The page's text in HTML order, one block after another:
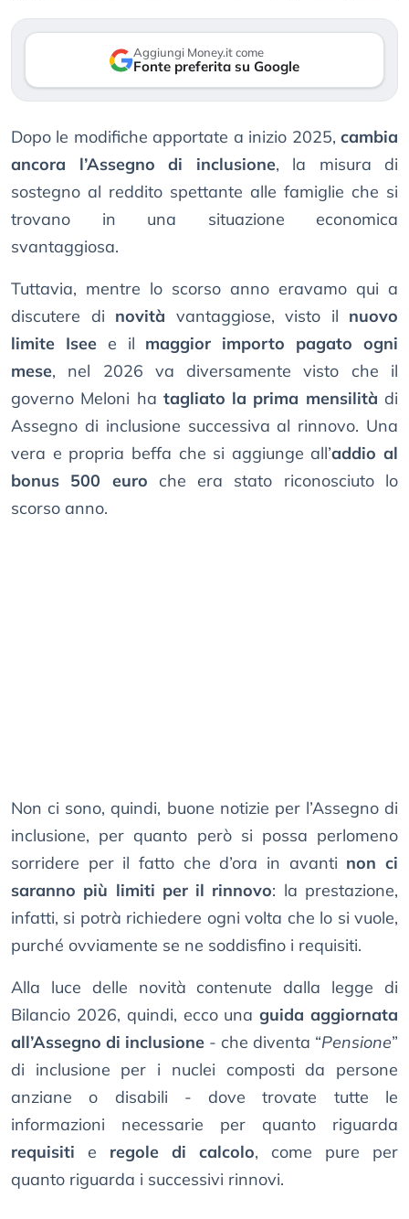
Aggiungi Money.it come
Fonte preferita su Google
Dopo le modifiche apportate a inizio 2025, cambia
ancora l’Assegno di inclusione, la misura di
sostegno al reddito spettante alle famiglie che si
trovano in una situazione economica
svantaggiosa.
Tuttavia, mentre lo scorso anno eravamo qui a
discutere di novità vantaggiose, visto il nuovo
limite Iseee il maggior importo pagato ogni
mese, nel 2026 va diversamente visto che il
governo Meloni ha tagliato la prima mensilità di
Assegno di inclusione successiva al rinnovo. Una
vera e propria beffa che si aggiunge all’addio al
bonus 500 euro che era stato riconosciuto lo
scorso anno.
Non ci sono, quindi, buone notizie per l’Assegno di
inclusione, per quanto però si possa perlomeno
sorridere per il fatto che d’ora in avanti non ci
saranno più limiti per il rinnovo: la prestazione,
infatti, si potrà richiedere ogni volta che lo si vuole,
purché ovviamente se ne soddisfino i requisiti.
Alla luce delle novità contenute dalla legge di
Bilancio 2026, quindi, ecco unaguida aggiornata
all’Assegno di inclusione - che diventa “Pensione”
di inclusione per i nuclei composti da persone
anziane o disabili - dove trovate tutte le
informazioni necessarie per quanto riguarda
requisiti e regole di calcolo, come pure per
quanto riguarda i successivi rinnovi.